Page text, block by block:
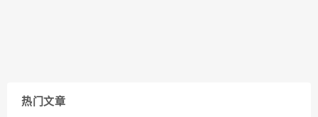
热门文章